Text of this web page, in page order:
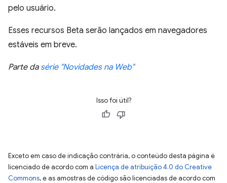
pelo usuário.
Esses recursos Beta serão lançados em navegadores
estáveis em breve.
Parte da série "Novidades na Web"
Isso foi útil?
Exceto em caso de indicação contrária, o conteúdo desta página é
licenciado de acordo com a Licença de atribuição 4.0 do Creative
Commons, e as amostras de código são licenciadas de acordo com